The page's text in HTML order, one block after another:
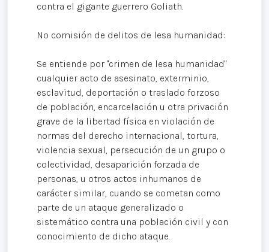
contra el gigante guerrero Goliath.
No comisión de delitos de lesa humanidad:
Se entiende por "crimen de lesa humanidad"
cualquier acto de asesinato, exterminio,
esclavitud, deportación o traslado forzoso
de población, encarcelación u otra privación
grave de la libertad física en violación de
normas del derecho internacional, tortura,
violencia sexual, persecución de un grupo o
colectividad, desaparición forzada de
personas, u otros actos inhumanos de
carácter similar, cuando se cometan como
parte de un ataque generalizado o
sistemático contra una población civil y con
conocimiento de dicho ataque.